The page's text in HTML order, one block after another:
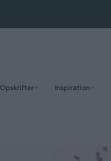
Opskrifter Inspiration